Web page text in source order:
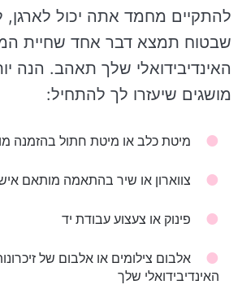
להתקיים מחמד אתה יכול לארגן,
שבטוח תמצא דבר אחד שחיית
האינדיבידואלי שלך תאהב. הנה
מושגים שיעזרו לך להתחיל:
מיטת כלב או מיטת חתול בהזמנה
צווארון או שיר בהתאמה מותאם
פינוק או צעצוע עבודת יד
אלבום צילומים או אלבום של
האינדיבידואלי שלך